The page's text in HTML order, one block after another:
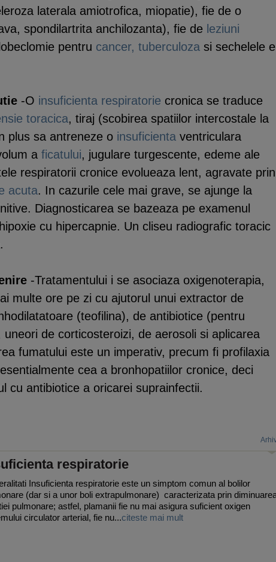
laterala amiotrofica, miopatie), fie de o
spondilartrita anchilozanta), fie de leziuni
pentru cancer, tuberculoza si sechelele
-O insuficienta respiratorie cronica se traduce
toracica, tiraj (scobirea spatiilor intercostale la
plus sa antreneze o insuficienta ventriculara
a ficatului, jugulare turgescente, edeme ale
respiratorii cronice evolueaza lent, agravate prin
acuta. In cazurile cele mai grave, se ajunge la
Diagnosticarea se bazeaza pe examenul
cu hipercapnie. Un cliseu radiografic toracic
-Tratamentului i se asociaza oxigenoterapia,
multe ore pe zi cu ajutorul unui extractor de
(teofilina), de antibiotice (pentru
de corticosteroizi, de aerosoli si aplicarea
fumatului este un imperativ, precum fi profilaxia
cea a bronhopatiilor cronice, deci
cu antibiotice a oricarei suprainfectii.
respiratorie
Insuficienta respiratorie este un simptom comun al bolilor
(dar si a unor boli extrapulmonare) caracterizata prin
pulmonare; astfel, plamanii fie nu mai asigura suficient oxigen
circulator arterial, fie nu...citeste mai mult